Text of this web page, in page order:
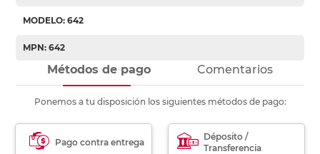
MODELO: 642
MPN: 642
Métodos de pago Comentarios
Ponemos a tu disposición los siguientes métodos de pago:
Pago contra entrega
Déposito /
Transferencia